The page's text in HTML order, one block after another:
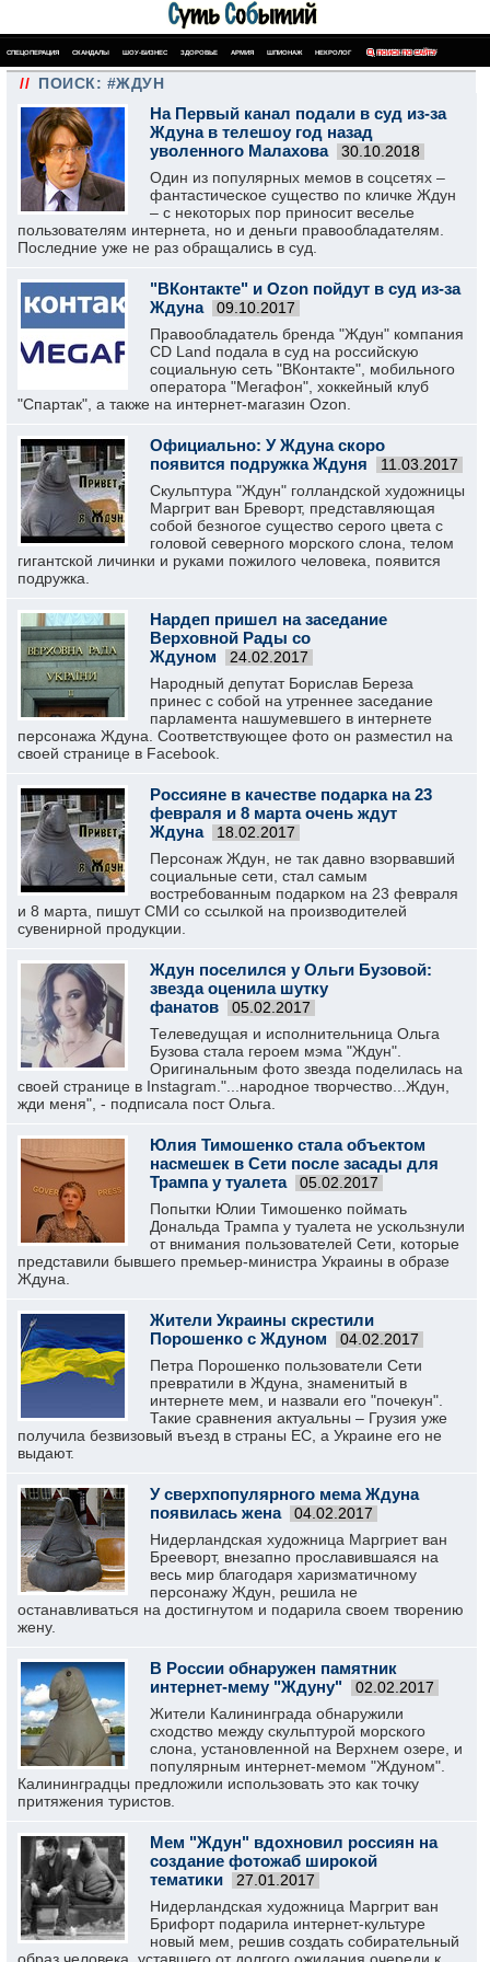
СПЕЦОПЕРАЦИЯ СКАНДАЛЫ ШОУ-БИЗНЕС ЗДОРОВЬЕ АРМИЯ ШПИОНАЖ НЕКРОЛОГ ПОИСК ПО САЙТУ
// ПОИСК: #ЖДУН
На Первый канал подали в суд из-за
Ждуна в телешоу год назад
уволенного Малахова
30.10.2018
Один из популярных мемов в соцсетях –
фантастическое существо по кличке Ждун
– с некоторых пор приносит веселье
пользователям интернета, но и деньги правообладателям.
Последние уже не раз обращались в суд.
"ВКонтакте" и Ozon пойдут в суд из-за
Ждуна
09.10.2017
Правообладатель бренда "Ждун" компания
СD Land подала в суд на российскую
социальную сеть "ВКонтакте", мобильного
оператора "Мегафон", хоккейный клуб
"Спартак", а также на интернет-магазин Ozon.
Официально: У Ждуна скоро
появится подружка Ждуня
11.03.2017
Скульптура "Ждун" голландской художницы
Маргрит ван Бреворт, представляющая
собой безногое существо серого цвета с
головой северного морского слона, телом
гигантской личинки и руками пожилого человека, появится
подружка.
Нардеп пришел на заседание
Верховной Рады со
Ждуном
24.02.2017
Народный депутат Борислав Береза
принес с собой на утреннее заседание
парламента нашумевшего в интернете
персонажа Ждуна. Соответствующее фото он разместил на
своей странице в Facebook.
Россияне в качестве подарка на 23
февраля и 8 марта очень ждут
Ждуна
18.02.2017
Персонаж Ждун, не так давно взорвавший
социальные сети, стал самым
востребованным подарком на 23 февраля
и 8 марта, пишут СМИ со ссылкой на производителей
сувенирной продукции.
Ждун поселился у Ольги Бузовой:
звезда оценила шутку
фанатов
05.02.2017
Телеведущая и исполнительница Ольга
Бузова стала героем мэма "Ждун".
Оригинальным фото звезда поделилась на
своей странице в Instagram."...народное творчество...Ждун,
жди меня", - подписала пост Ольга.
Юлия Тимошенко стала объектом
насмешек в Сети после засады для
Трампа у туалета
05.02.2017
Попытки Юлии Тимошенко поймать
Дональда Трампа у туалета не ускользнули
от внимания пользователей Сети, которые
представили бывшего премьер-министра Украины в образе
Ждуна.
Жители Украины скрестили
Порошенко с Ждуном
04.02.2017
Петра Порошенко пользователи Сети
превратили в Ждуна, знаменитый в
интернете мем, и назвали его "почекун".
Такие сравнения актуальны – Грузия уже
получила безвизовый въезд в страны ЕС, а Украине его не
выдают.
У сверхпопулярного мема Ждуна
появилась жена
04.02.2017
Нидерландская художница Маргриет ван
Брееворт, внезапно прославившаяся на
весь мир благодаря харизматичному
персонажу Ждун, решила не
останавливаться на достигнутом и подарила своем творению
жену.
В России обнаружен памятник
интернет-мему "Ждуну"
02.02.2017
Жители Калининграда обнаружили
сходство между скульптурой морского
слона, установленной на Верхнем озере, и
популярным интернет-мемом "Ждуном".
Калининградцы предложили использовать это как точку
притяжения туристов.
Мем "Ждун" вдохновил россиян на
создание фотожаб широкой
тематики
27.01.2017
Нидерландская художница Маргрит ван
Брифорт подарила интернет-культуре
новый мем, решив создать собирательный